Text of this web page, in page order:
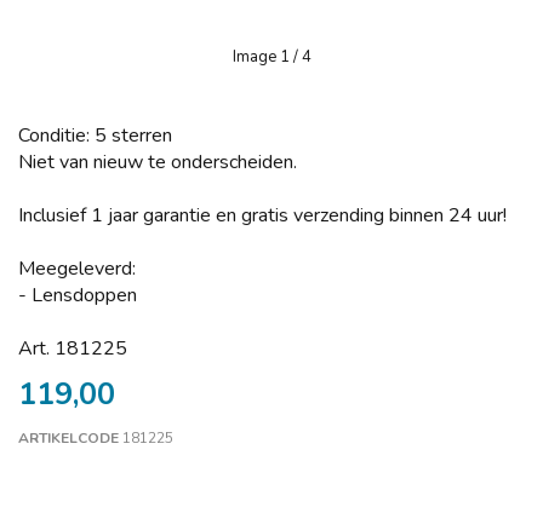
Image 1 / 4
Conditie: 5 sterren
Niet van nieuw te onderscheiden.
Inclusief 1 jaar garantie en gratis verzending binnen 24 uur!
Meegeleverd:
- Lensdoppen
Art. 181225
119,00
ARTIKELCODE 181225